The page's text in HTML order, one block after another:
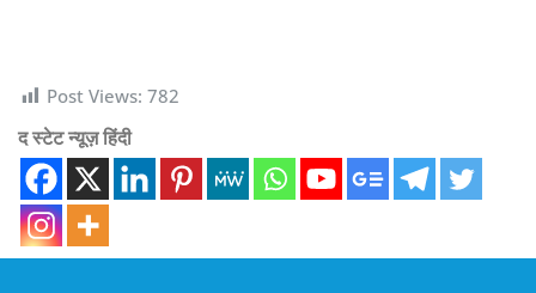
Post Views: 782
द स्टेट न्यूज़ हिंदी